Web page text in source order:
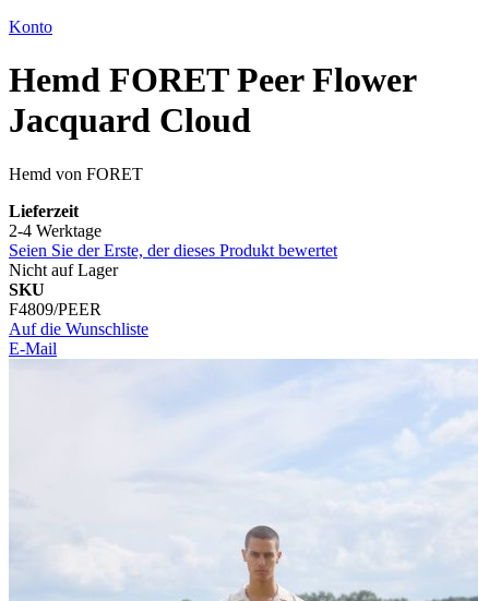
Konto
Hemd FORET Peer Flower
Jacquard Cloud
Hemd von FORET
Lieferzeit
2-4 Werktage
Seien Sie der Erste, der dieses Produkt bewertet
Nicht auf Lager
SKU
F4809/PEER
Auf die Wunschliste
E-Mail